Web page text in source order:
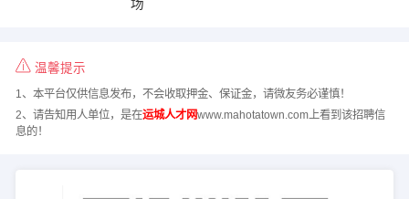
场
温馨提示
1、本平台仅供信息发布，不会收取押金、保证金，请微友务必谨慎！
2、请告知用人单位，是在运城人才网www.mahotatown.com上看到该招聘信
息的！